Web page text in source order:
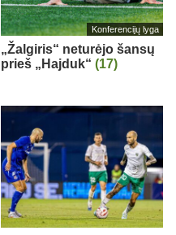
Konferencijų lyga
„Žalgiris“ neturėjo šansų
prieš „Hajduk“ (17)